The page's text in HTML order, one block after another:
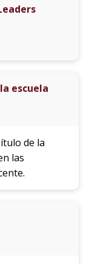
escuela
de la
las